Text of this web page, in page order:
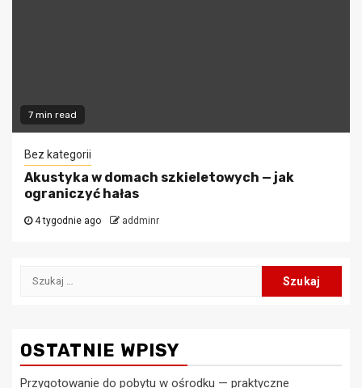
7 min read
Bez kategorii
Akustyka w domach szkieletowych — jak
ograniczyć hałas
4 tygodnie ago addminr
Szukaj:
OSTATNIE WPISY
Przygotowanie do pobytu w ośrodku — praktyczne